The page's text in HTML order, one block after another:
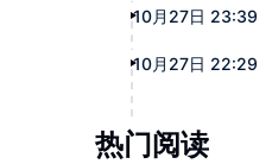
10月27日 23:39
10月27日 22:29
热门阅读